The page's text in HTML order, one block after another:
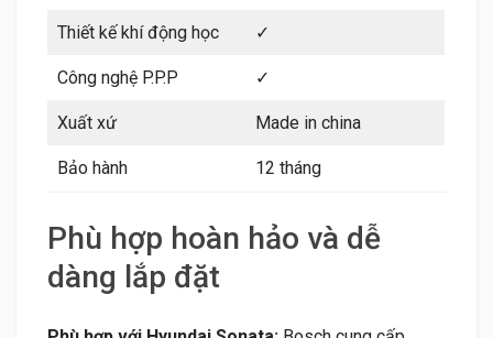
Thiết kế khí động học ✓
Công nghệ P.P.P ✓
Xuất xứ Made in china
Bảo hành 12 tháng
Phù hợp hoàn hảo và dễ
dàng lắp đặt